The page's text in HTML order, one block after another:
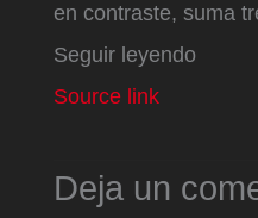
en contraste, suma
Seguir leyendo
Source link
Deja un